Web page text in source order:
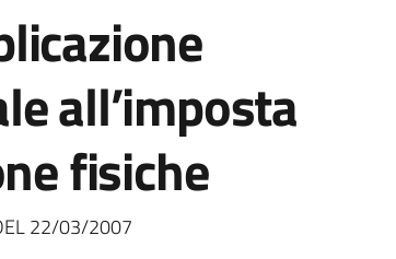
all’imposta
fisiche
22/03/2007